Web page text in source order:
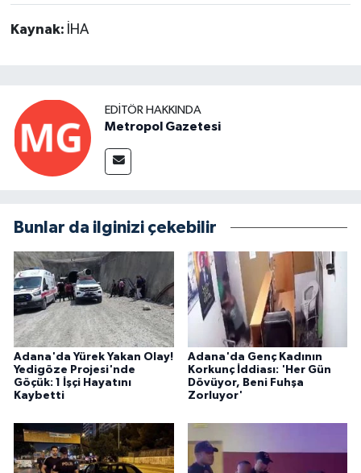
Kaynak: İHA
EDITÖR HAKKINDA
Metropol Gazetesi
Bunlar da ilginizi çekebilir
Adana'da Yürek Yakan Olay!
Yedigöze Projesi'nde
Göçük: 1 İşçi Hayatını
Kaybetti
Adana'da Genç Kadının
Korkunç İddiası: 'Her Gün
Dövüyor, Beni Fuhşa
Zorluyor'